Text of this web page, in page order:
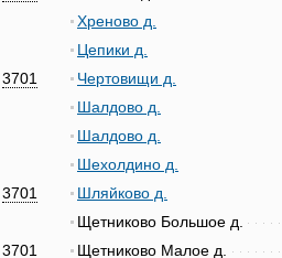
3701
3701
3701
Хреново д.
Цепики д.
Чертовищи д.
Шалдово д.
Шалдово д.
Шехолдино д.
Шляйково д.
Щетниково Большое д.
Щетниково Малое д.